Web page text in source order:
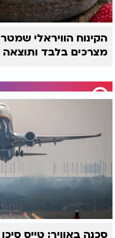
הקינוח הוויראלי
מצרכים בלבד